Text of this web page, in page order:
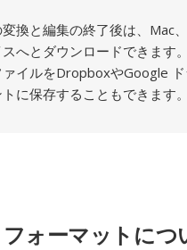
換と編集の終了後は、Mac
へとダウンロードできます
ァイルをDropboxやGoogle
に保存することもできます。
フォーマットにつ